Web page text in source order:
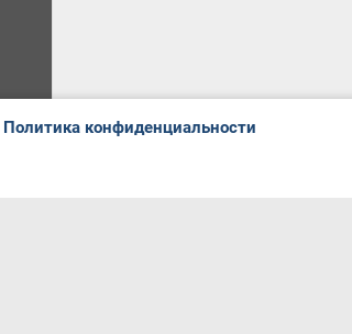
Политика конфиденциальности